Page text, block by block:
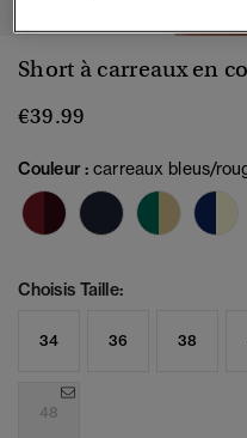
Short à carreaux en
€39.99
Couleur :carreaux bleus/
Choisis Taille:
34 36 38
48